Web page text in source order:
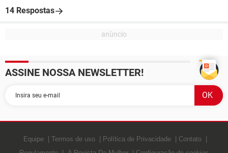
14 Respostas
ASSINE NOSSA NEWSLETTER!
Equipe Termos de uso Política de Privacidade
Contato